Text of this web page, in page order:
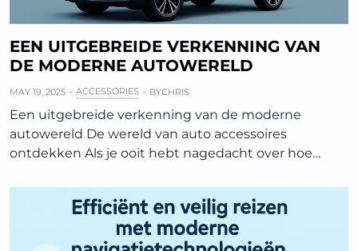
EEN UITGEBREIDE VERKENNING VAN
DE MODERNE AUTOWERELD
MAY 19, 2025 ACCESSORIES BYCHRIS
Een uitgebreide verkenning van de moderne
autowereld De wereld van auto accessoires
ontdekken Als je ooit hebt nagedacht over hoe…